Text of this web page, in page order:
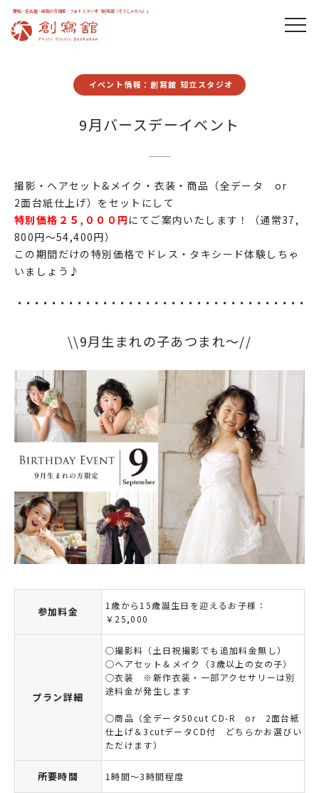
愛知・名古屋・岐阜の写真館・フォトスタジオ「創寫舘（そうしゃかん）」
イベント情報：創寫舘 知立スタジオ
9月バースデーイベント
撮影・ヘアセット&メイク・衣装・商品（全データ or
2面台紙仕上げ）をセットにして
特別価格２５,０００円 にてご案内いたします！（通常37,
800円～54,400円）
この期間だけの特別価格でドレス・タキシード体験しちゃ
いましょう♪
\\9月生まれの子あつまれ～//
参加料金
1歳から15歳誕生日を迎えるお子様：
￥25,000
プラン詳細
○撮影料（土日祝撮影でも追加料金無し）
○ヘアセット＆メイク（3歳以上の女の子）
○衣装 ※新作衣装・一部アクセサリーは別
途料金が発生します
○商品（全データ50cut CD-R or 2面台紙
仕上げ＆3cutデータCD付 どちらかお選びい
ただけます）
所要時間 1時間～3時間程度